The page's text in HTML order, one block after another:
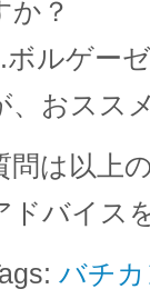
か？
ボルゲー
、おスス
問は以上
ドバイス
バチ